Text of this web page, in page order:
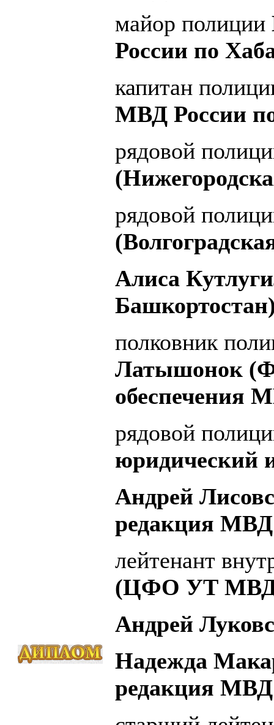
майор полиции
России по
капитан
МВД России
рядовой
рядовой
Алиса
полковник
Латышонок
обеспечения
рядовой
юридический
Андрей
редакция МВД
лейтенант
(ЦФО УТ МВД
Андрей
Надежда
редакция МВД